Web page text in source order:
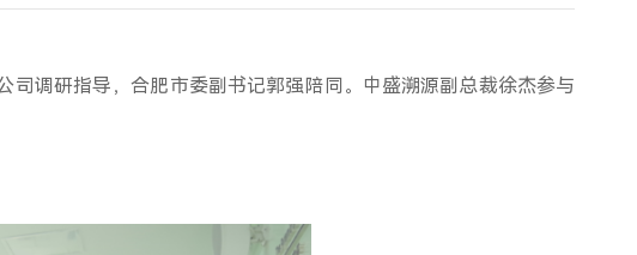
调研指导，合肥市委副书记郭强陪同。中盛溯源副总裁徐杰参与